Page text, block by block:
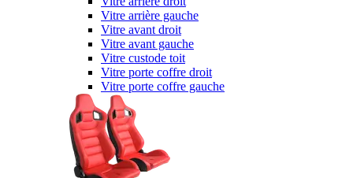
Vitre arrière gauche
Vitre avant droit
Vitre avant gauche
Vitre custode toit
Vitre porte coffre droit
Vitre porte coffre gauche